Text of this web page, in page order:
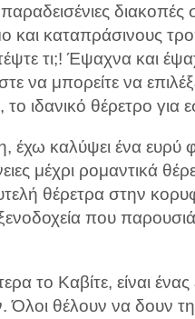
και καταπράσινους
τι;! Έψαχνα και
να μπορείτε να
ιδανικό θέρετρο για
έχω καλύψει ένα
μέχρι ρομαντικά
θέρετρα στην
που
το Καβίτε, είναι
θέλουν να δουν